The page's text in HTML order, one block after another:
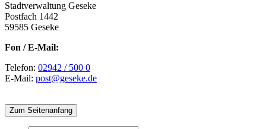
Stadtverwaltung Geseke
Postfach 1442
59585 Geseke
Fon / E-Mail:
Telefon: 02942 / 500 0
E-Mail: post@geseke.de
Zum Seitenanfang